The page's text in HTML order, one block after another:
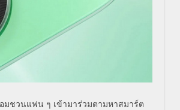
มชวนแฟน ๆ เข้ามาร่วมตามหาสมาร์ต